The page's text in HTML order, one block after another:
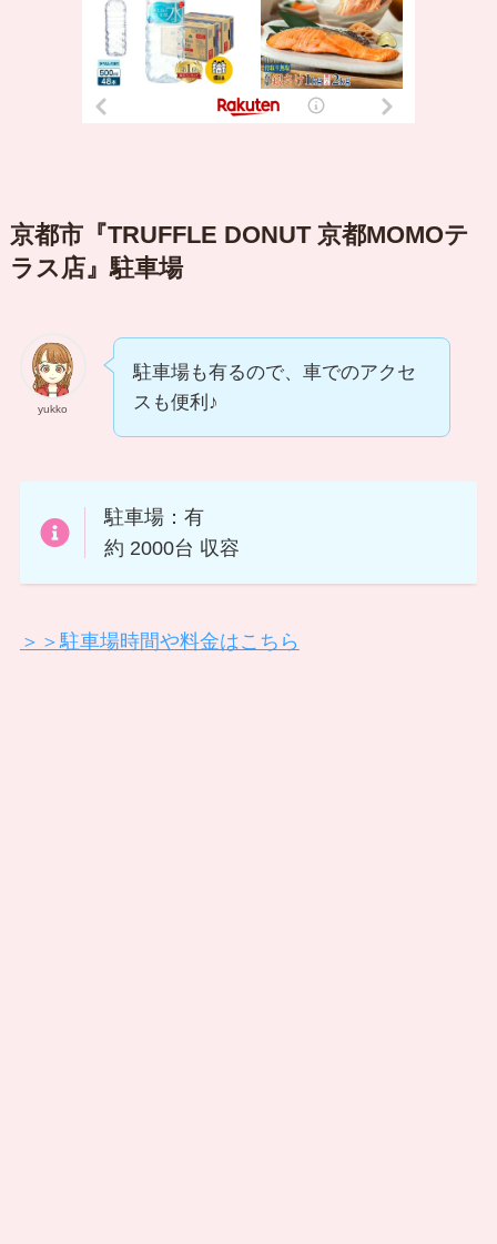
京都市『TRUFFLE DONUT 京都MOMOテ
ラス店』駐車場
yukko
駐車場も有るので、車でのアクセ
スも便利♪
駐車場：有
約 2000台 収容
＞＞駐車場時間や料金はこちら